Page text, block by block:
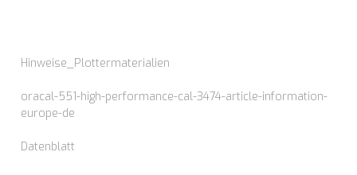
Hinweise_Plottermaterialien
oracal-551-high-performance-cal-3474-article-information-
europe-de
Datenblatt